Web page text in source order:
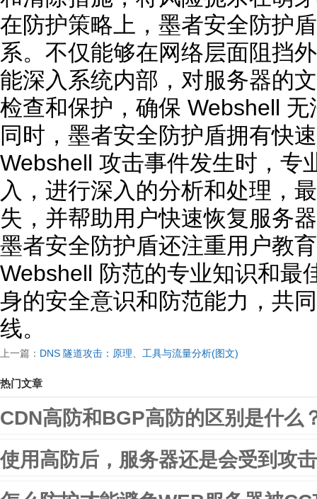
在防护策略上，墨者安全防护
系。不仅能够在网络层面阻挡
能深入系统内部，对服务器的
检查和保护，确保 Webshell
同时，墨者安全防护盾拥有快
Webshell 攻击事件发生时，专
入，进行深入的分析和处理，
失，并帮助用户快速恢复服务
墨者安全防护盾还注重用户教
Webshell 防范的专业知识和最
身的安全意识和防范能力，共
线。
上一篇： DNS 隧道攻击：原理、工具与流量分析(图文)
热门文章
CDN高防和BGP高防的区别是什么
使用高防后，服务器还是会受到攻